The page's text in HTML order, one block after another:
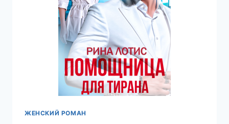
ЖЕНСКИЙ РОМАН